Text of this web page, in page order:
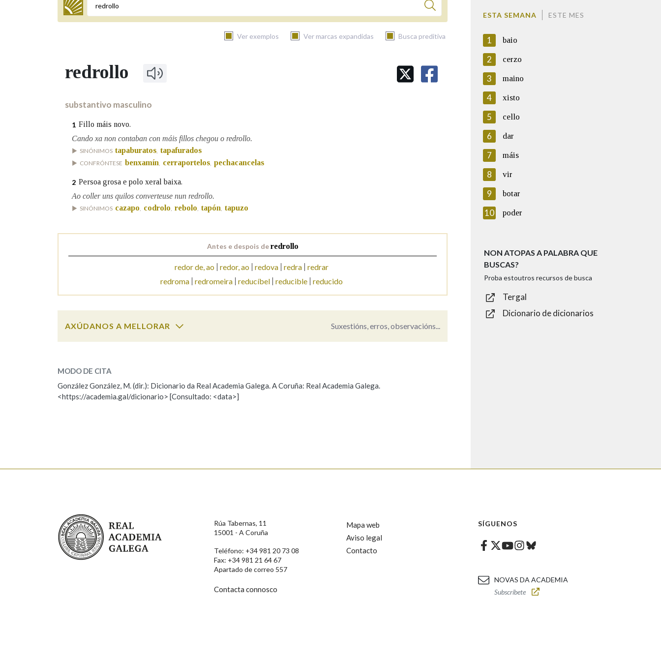
Termo a buscar
Ver exemplos Ver marcas expandidas Busca preditiva
BUSCAR NOS LEMAS
Remata por
Contén
redrollo
substantivo masculino
1 Fillo máis novo.
Cando xa non contaban con máis fillos chegou o redrollo.
SINÓNIMOS tapaburatos, tapafurados
CONFRÓNTESE benxamín, cerraportelos, pechacancelas
2 Persoa grosa e polo xeral baixa.
Ao coller uns quilos converteuse nun redrollo.
SINÓNIMOS cazapo, codrolo, rebolo, tapón, tapuzo
Antes e despois deredrollo
redor de, ao redor, ao redova redra
redrar
redroma
redromeira reducíbel reducible reducido
AXÚDANOS A MELLORAR Suxestións, erros, observacións...
ESCOLLE UNHA OPCIÓN:
Observación Hai un erro na palabra Propoño mellorar a definición
Comentario
MODO DE CITA
González González, M. (dir.): Dicionario da Real Academia Galega. A Coruña: Real Academia Galega.
<https://academia.gal/dicionario> [Consultado: <data>]
ESTA SEMANA ESTE MES
1 baio
2 cerzo
3 maino
4 xisto
5 cello
6 dar
7 máis
8 vir
9 botar
10 poder
NON ATOPAS A PALABRA QUE
BUSCAS?
Proba estoutros recursos de busca
Tergal
Dicionario de dicionarios
Real Academia Galega
Rúa Tabernas, 11
15001 - A Coruña
Teléfono: +34 981 20 73 08
Fax: +34 981 21 64 67
Apartado de correo 557
Contacta connosco
Mapa web
Aviso legal
Contacto
SÍGUENOS
Facebook
Twitter
Youtube
Instagram
Bluesky
NOVAS DA ACADEMIA
Subscríbete